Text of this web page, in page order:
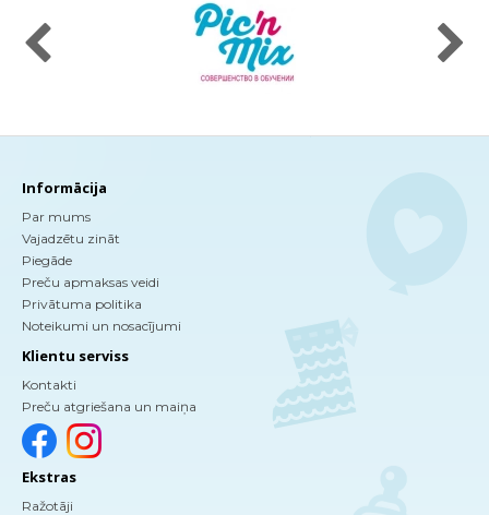
Informācija
Par mums
Vajadzētu zināt
Piegāde
Preču apmaksas veidi
Privātuma politika
Noteikumi un nosacījumi
Klientu serviss
Kontakti
Preču atgriešana un maiņa
Ekstras
Ražotāji